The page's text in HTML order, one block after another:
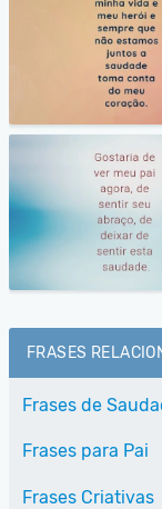
FRASES
Frases de
Frases para Pai
Frases Criativas